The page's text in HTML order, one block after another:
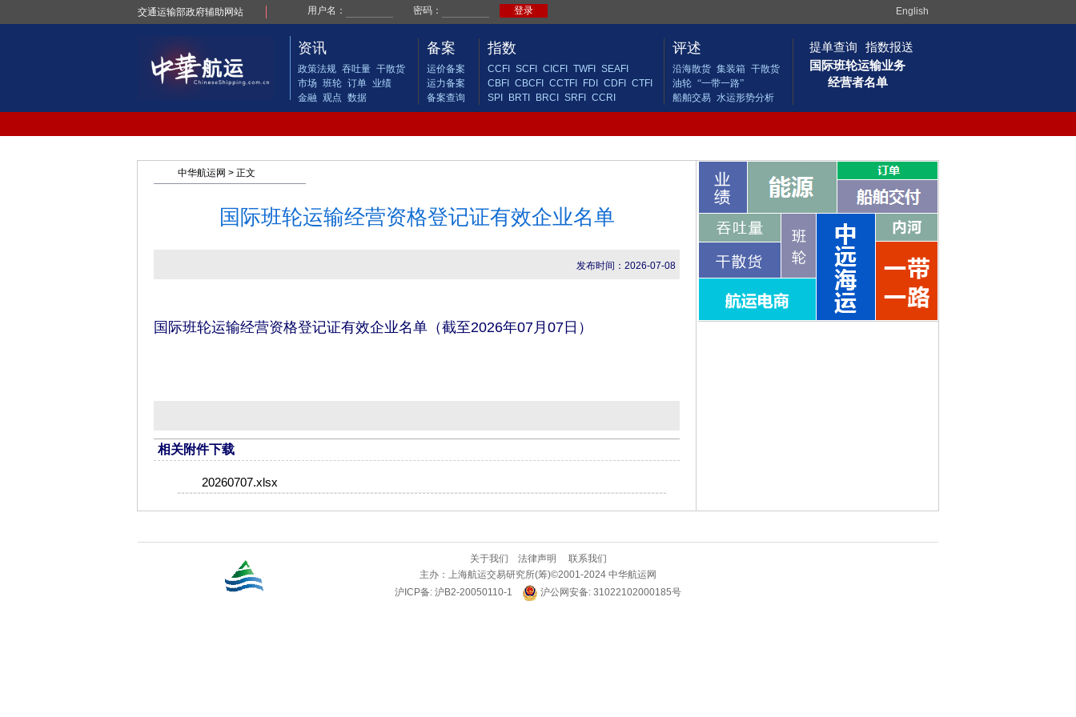
交通运输部政府辅助网站 English
资讯
政策法规 吞吐量 干散货
市场 班轮 订单 业绩
金融 观点 数据
备案
运价备案
运力备案
备案查询
指数
CCFI SCFI CICFI TWFI
SEAFI
CBFI
CBCFI CCTFI FDI CDFI
CTFI
SPI
BRTI BRCI SRFI CCRI
评述
沿海散货 集装箱 干散货
油轮 “一带一路”
船舶交易 水运形势分析
提单查询
指数报送
国际班轮运输业务
经营者名单
中华航运网 > 正文
国际班轮运输经营资格登记证有效企业名单
发布时间：2026-07-08
国际班轮运输经营资格登记证有效企业名单（截至2026年07月07日）
相关附件下载
20260707.xlsx
关于我们 法律声明
联系我们
主办： 上海航运交易研究所(筹)©2001-2024 中华航运网
沪ICP备: 沪B2-20050110-1
沪公网安备: 31022102000185号